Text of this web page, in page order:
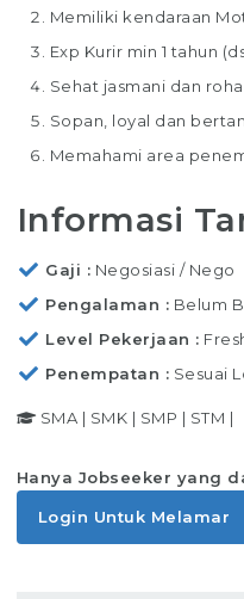
Memiliki kendaraan
Exp Kurir min 1 tahun
Sehat jasmani dan
Sopan, loyal dan
Memahami area
Informasi
Gaji
Negosiasi / Nego
Pengalaman
Belum
Level Pekerjaan
Penempatan
Sesuai
SMA | SMK | SMP | STM |
Hanya Jobseeker yang
Login Untuk Melamar